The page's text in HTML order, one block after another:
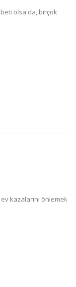
olsa da, birçok
kazalarını önlemek